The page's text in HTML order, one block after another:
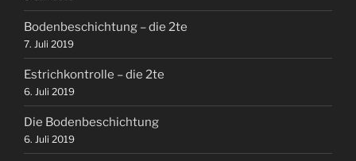
Bodenbeschichtung – die 2te
7. Juli 2019
Estrichkontrolle – die 2te
6. Juli 2019
Die Bodenbeschichtung
6. Juli 2019